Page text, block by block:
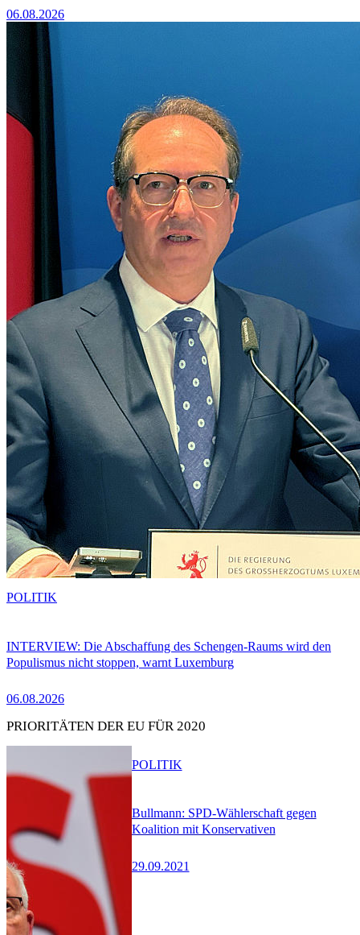
06.08.2026
INTERVIEW: Die Abschaffung des Schengen-Raums wird den
Populismus nicht stoppen, warnt Luxemburg
06.08.2026
POLITIK
PRIORITÄTEN DER EU FÜR 2020
Bullmann: SPD-Wählerschaft gegen
Koalition mit Konservativen
29.09.2021
POLITIK